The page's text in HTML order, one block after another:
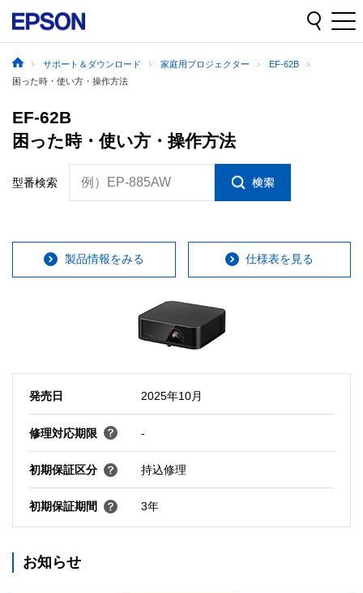
サポート＆ダウンロード 家庭用プロジェクター
EF-62B
困った時・使い方・操作方法
EF-62B
困った時・使い方・操作方法
型番検索 例）EP-885AW
製品情報をみる 仕様表を見る
発売日 2025年10月
修理対応期限 -
初期保証区分 持込修理
初期保証期間 3年
お知らせ